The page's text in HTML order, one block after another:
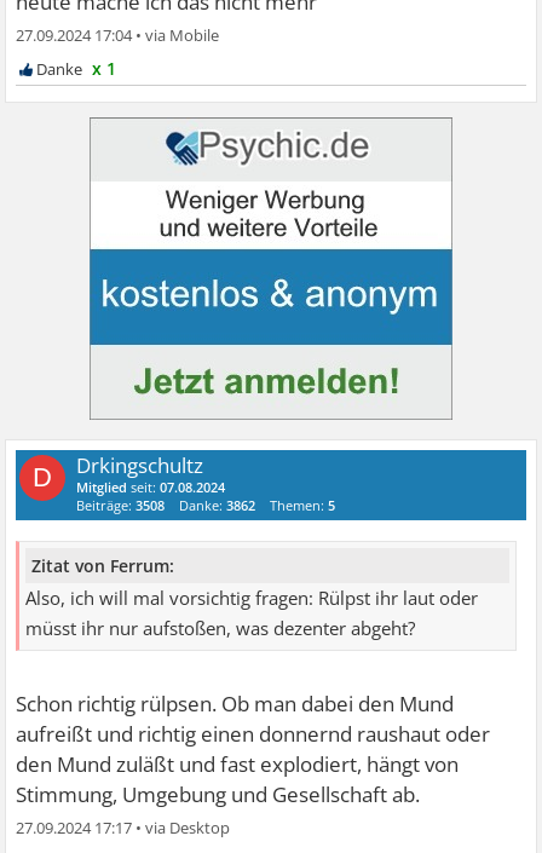
27.09.2024 17:04•
x 1
D Drkingschultz
Mitglied seit:07.08.2024
Beiträge:3508 Danke:3862 Themen:5
Zitat von Ferrum:
Also, ich will mal vorsichtig fragen: Rülpst ihr laut oder
müsst ihr nur aufstoßen, was dezenter abgeht?
Schon richtig rülpsen. Ob man dabei den Mund
aufreißt und richtig einen donnernd raushaut oder
den Mund zuläßt und fast explodiert, hängt von
Stimmung, Umgebung und Gesellschaft ab.
27.09.2024 17:17 •